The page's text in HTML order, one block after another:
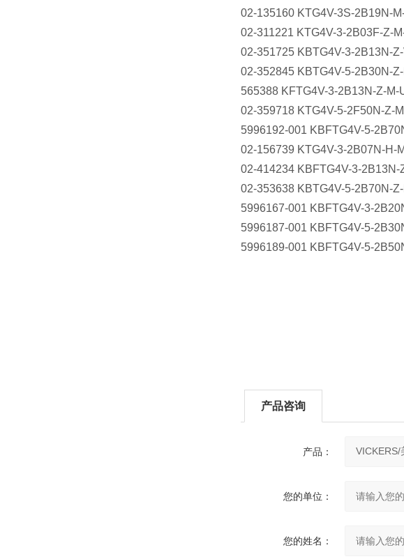
02-135160 KTG4V-3S-2B19N-
02-311221 KTG4V-3-2B03F-Z-
02-351725 KBTG4V-3-2B13N-
02-352845 KBTG4V-5-2B30N-
565388 KFTG4V-3-2B13N-Z-M-
02-359718 KTG4V-5-2F50N-Z-
5996192-001 KBFTG4V-5-
02-156739 KTG4V-3-2B07N-H-
02-414234 KBFTG4V-3-2B13N-
02-353638 KBTG4V-5-2B70N-
5996167-001 KBFTG4V-3-
5996187-001 KBFTG4V-5-
5996189-001 KBFTG4V-5-
产品咨询
产品：
您的单位：
您的姓名：